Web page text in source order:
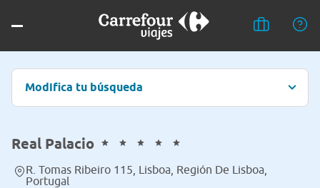
Modifica tu búsqueda
Real Palacio
R. Tomas Ribeiro 115, Lisboa, Región De Lisboa,
Portugal